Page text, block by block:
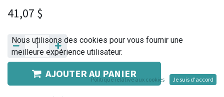
41,07 $
AJOUTER AU PANIER
Nous utilisons des cookies pour vous fournir une
meilleure expérience utilisateur.
Politique relative aux cookies Je suis d'accord